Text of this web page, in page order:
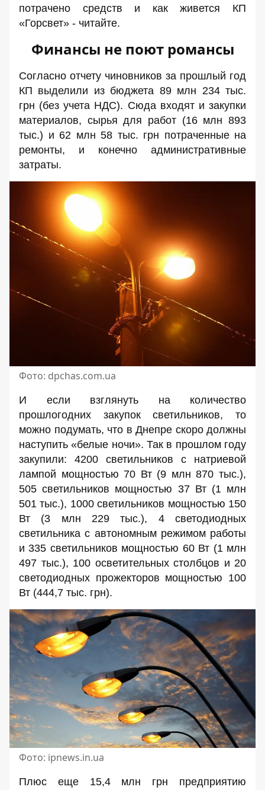
потрачено средств и как живется КП
«Горсвет» - читайте.
Финансы не поют романсы
Согласно отчету чиновников за прошлый год
КП выделили из бюджета 89 млн 234 тыс.
грн (без учета НДС). Сюда входят и закупки
материалов, сырья для работ (16 млн 893
тыс.) и 62 млн 58 тыс. грн потраченные на
ремонты, и конечно административные
затраты.
Фото: dpchas.com.ua
И если взглянуть на количество
прошлогодних закупок светильников, то
можно подумать, что в Днепре скоро должны
наступить «белые ночи». Так в прошлом году
закупили: 4200 светильников
с натриевой
лампой мощностью 70 Вт (9 млн 870 тыс.),
505 светильников мощностью 37 Вт (1 млн
501 тыс.), 1000 светильников мощностью 150
Вт (3 млн 229 тыс.), 4 светодиодных
светильника с автономным режимом работы
и 335 светильников мощностью 60 Вт (1 млн
497 тыс.), 100 осветительных столбцов и 20
светодиодных прожекторов мощностью 100
Вт (444,7 тыс. грн).
Фото: ipnews.in.ua
Плюс еще 15,4 млн грн предприятию